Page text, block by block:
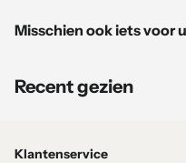
wilde tuinen. Gedijend in
buitenruimte, waar zijn
recht komt.
Aanplantgarantie
Misschien ook iets voor
Recent gezien
Klantenservice